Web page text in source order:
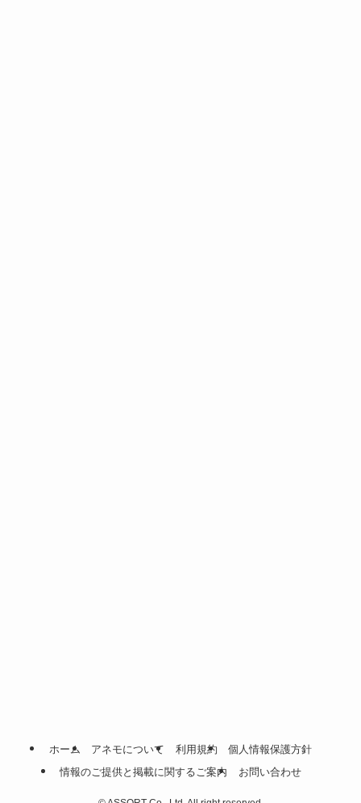
ホーム アネモについて 利用規約
個人情報保護方針
情報のご提供と掲載に関するご案内
お問い合わせ